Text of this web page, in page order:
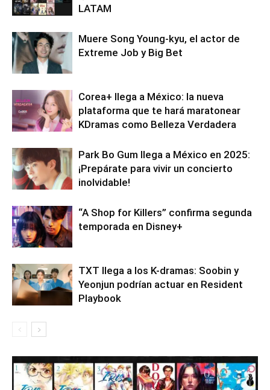
LATAM
Muere Song Young-kyu, el actor de
Extreme Job y Big Bet
Corea+ llega a México: la nueva
plataforma que te hará maratonear
KDramas como Belleza Verdadera
Park Bo Gum llega a México en 2025:
¡Prepárate para vivir un concierto
inolvidable!
“A Shop for Killers” confirma segunda
temporada en Disney+
TXT llega a los K-dramas: Soobin y
Yeonjun podrían actuar en Resident
Playbook